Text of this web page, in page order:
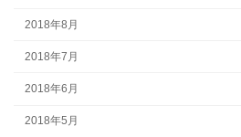
2018年8月
2018年7月
2018年6月
2018年5月